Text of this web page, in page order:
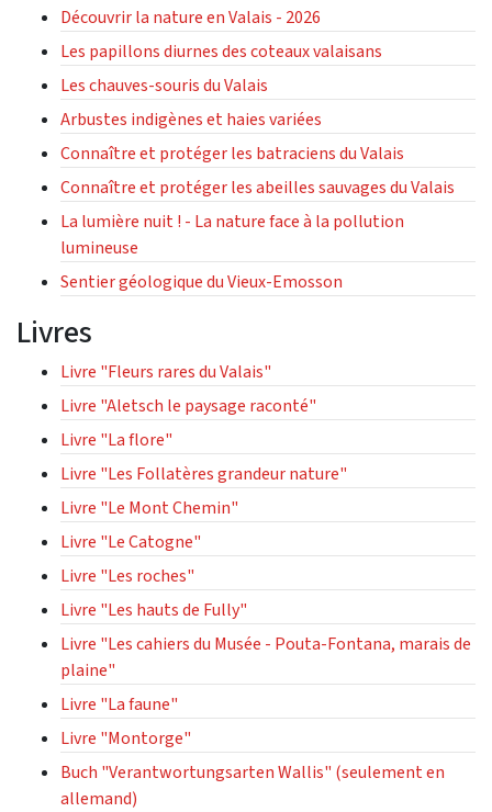
Découvrir la nature en Valais - 2026
Les papillons diurnes des coteaux valaisans
Les chauves-souris du Valais
Arbustes indigènes et haies variées
Connaître et protéger les batraciens du Valais
Connaître et protéger les abeilles sauvages du Valais
La lumière nuit ! - La nature face à la pollution
lumineuse
Sentier géologique du Vieux-Emosson
Livres
Livre "Fleurs rares du Valais"
Livre "Aletsch le paysage raconté"
Livre "La flore"
Livre "Les Follatères grandeur nature"
Livre "Le Mont Chemin"
Livre "Le Catogne"
Livre "Les roches"
Livre "Les hauts de Fully"
Livre "Les cahiers du Musée - Pouta-Fontana, marais de
plaine"
Livre "La faune"
Livre "Montorge"
Buch "Verantwortungsarten Wallis" (seulement en
allemand)